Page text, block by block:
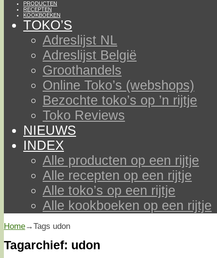
PRODUCTEN
RECEPTEN
KOOKBOEKEN
TOKO’S
Adreslijst NL
Adreslijst België
Groothandels
Online Toko’s (webshops)
Bezochte toko’s op ’n rijtje
Toko Reviews
NIEUWS
INDEX
Alle producten op een rijtje
Alle recepten op een rijtje
Alle toko’s op een rijtje
Alle kookboeken op een rijtje
Home→Tags udon
Tagarchief: udon